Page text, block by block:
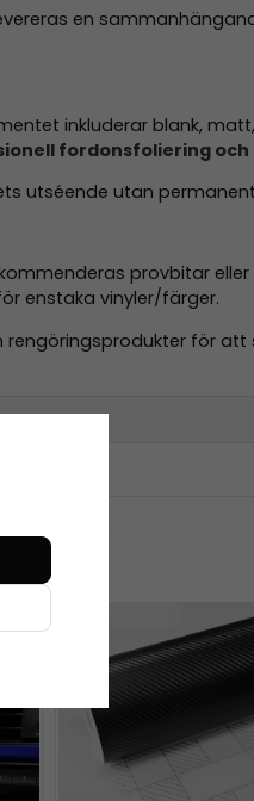
en
inkluderar blank,
fordonsfoliering och
utséende utan
provbitar
enstaka vinyler/färger.
för